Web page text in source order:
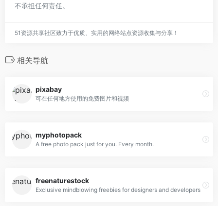
不承担任何责任。
51资源共享社区致力于优质、实用的网络站点资源收集与分享！
相关导航
pixabay
可在任何地方使用的免费图片和视频
myphotopack
A free photo pack just for you. Every month.
freenaturestock
Exclusive mindblowing freebies for designers and developers